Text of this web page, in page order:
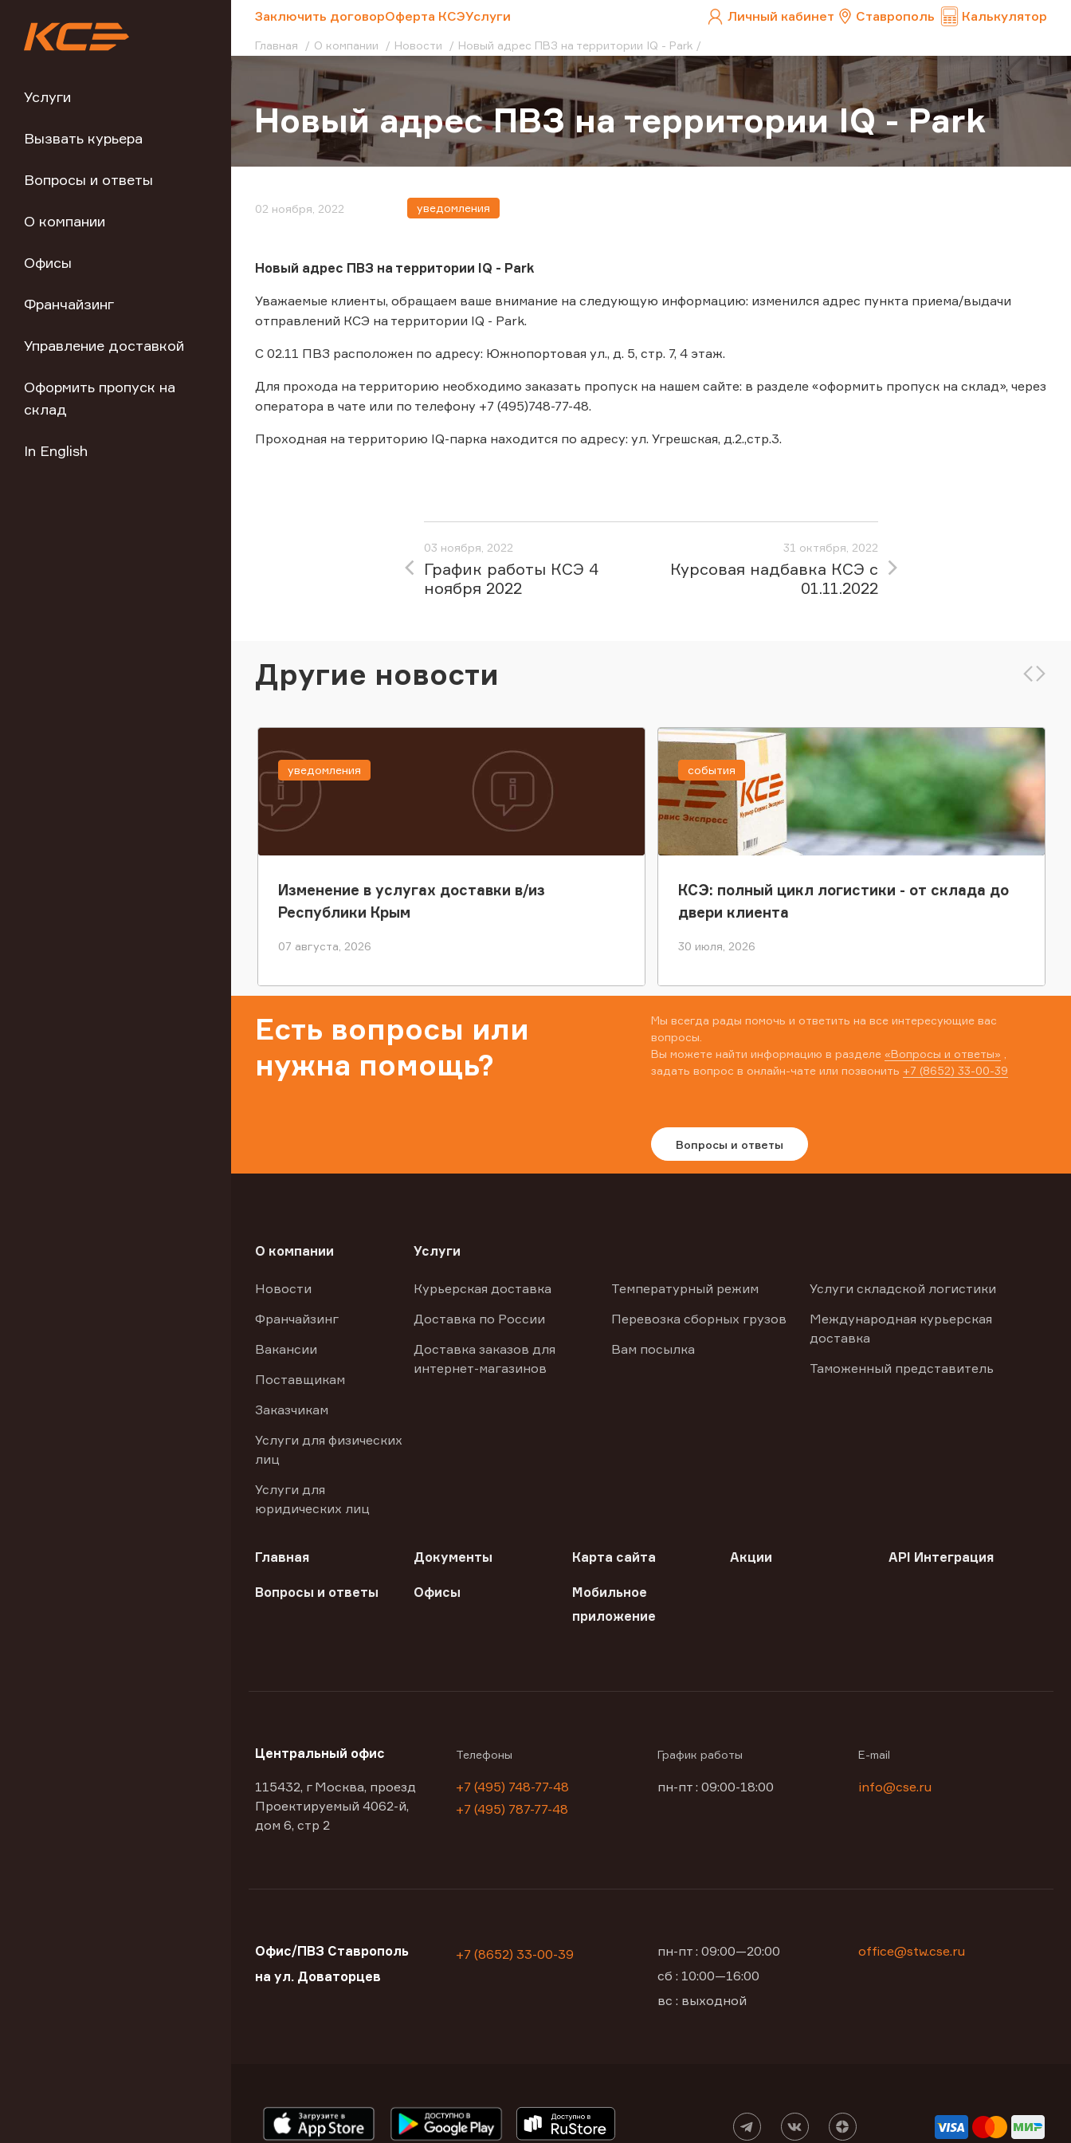
Услуги
Вызвать курьера
Вопросы и ответы
О компании
Офисы
Франчайзинг
Управление доставкой
Оформить пропуск на
склад
In English
Заключить договорОферта КСЭУслуги Личный кабинет Ставрополь Калькулятор
Главная О компании Новости Новый адрес ПВЗ на территории IQ - Park
Новый адрес ПВЗ на территории IQ - Park
02 ноября, 2022 уведомления
Новый адрес ПВЗ на территории IQ - Park
Уважаемые клиенты, обращаем ваше внимание на следующую информацию: изменился адрес пункта приема/выдачи
отправлений КСЭ на территории IQ - Park.
С 02.11 ПВЗ расположен по адресу: Южнопортовая ул., д. 5, стр. 7, 4 этаж.
Для прохода на территорию необходимо заказать пропуск на нашем сайте: в разделе «оформить пропуск на склад», через
оператора в чате или по телефону +7 (495)748-77-48.
Проходная на территорию IQ-парка находится по адресу: ул. Угрешская, д.2.,стр.3.
03 ноября, 2022
График работы КСЭ 4
ноября 2022
31 октября, 2022
Курсовая надбавка КСЭ с
01.11.2022
Другие новости
Изменение в услугах доставки в/из
Республики Крым
07 августа, 2026
уведомления
КСЭ: полный цикл логистики - от склада до
двери клиента
30 июля, 2026
события
Есть вопросы или
нужна помощь?
Мы всегда рады помочь и ответить на все интересующие вас
вопросы.
Вы можете найти информацию в разделе «Вопросы и ответы»
задать вопрос в онлайн-чате или позвонить +7 (8652) 33-00-39
Вопросы и ответы
О компании
Новости
Франчайзинг
Вакансии
Поставщикам
Заказчикам
Услуги для физических
лиц
Услуги для
юридических лиц
Услуги
Курьерская доставка
Доставка по России
Доставка заказов для
интернет-магазинов
Температурный режим
Перевозка сборных грузов
Вам посылка
Услуги складской логистики
Международная курьерская
доставка
Таможенный представитель
Главная Документы Карта сайта Акции API Интеграция
Вопросы и ответы Офисы
Мобильное
приложение
Центральный офис
115432, г Москва, проезд
Проектируемый 4062-й,
дом 6, стр 2
Телефоны
+7 (495) 748-77-48
+7 (495) 787-77-48
График работы
пн-пт : 09:00-18:00
E-mail
info@cse.ru
Офис/ПВЗ Ставрополь
на ул. Доваторцев
+7 (8652) 33-00-39
пн-пт : 09:00—20:00
сб : 10:00—16:00
вс : выходной
office@stw.cse.ru